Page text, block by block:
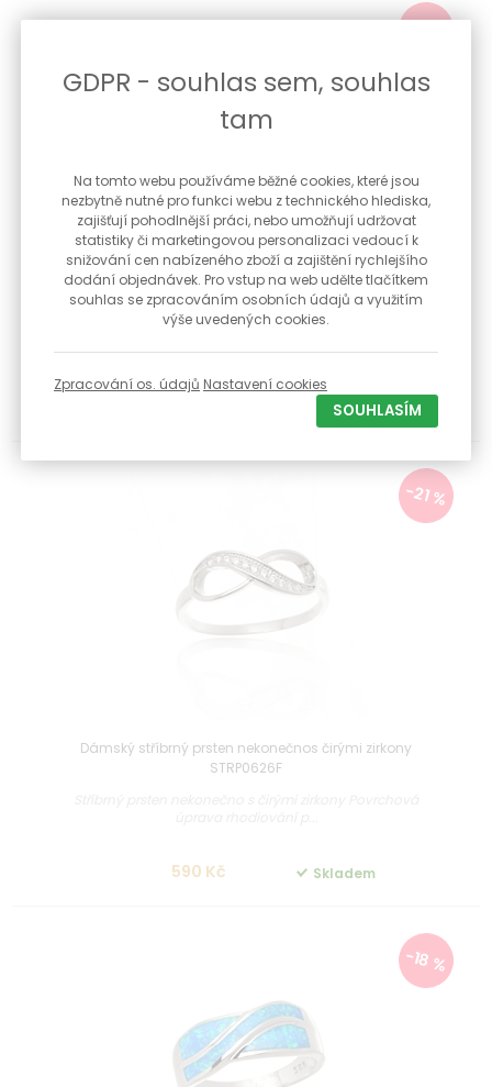
-13 %
Stříbrný prsten s čirými zirkony STRP0656F
rhodiování proti čern...
Skladem
-21 %
Dámský stříbrný prsten nekonečnos čirými zirkony
STRP0626F
590 Kč Skladem
-18 %
GDPR - souhlas sem, souhlas
tam
Na tomto webu používáme běžné cookies, které jsou
nezbytně nutné pro funkci webu z technického hlediska,
zajišťují pohodlnější práci, nebo umožňují udržovat
statistiky či marketingovou personalizaci vedoucí k
snižování cen nabízeného zboží a zajištění rychlejšího
dodání objednávek. Pro vstup na web udělte tlačítkem
souhlas se zpracováním osobních údajů a využitím
výše uvedených cookies.
Zpracování os. údajů Nastavení cookies
SOUHLASÍM